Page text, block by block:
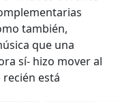
también,
que una
sí- hizo mover al
recién está